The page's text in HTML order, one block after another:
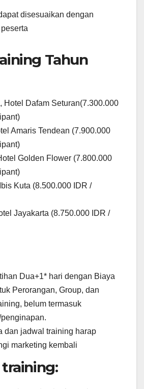
disesuaikan dengan
Tahun
Hotel Dafam Seturan(7.300.000
Amaris Tendean (7.900.000
Golden Flower (7.800.000
Kuta (8.500.000 IDR /
Jayakarta (8.750.000 IDR /
Dua+1* hari dengan Biaya
Perorangan, Group, dan
belum termasuk
dan jadwal training harap
marketing kembali